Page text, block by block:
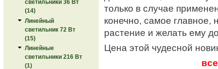
светильники 36 Вт
(14)
Линейный
светильник 72 Вт
(15)
Линейные
светильники 216 Вт
(1)
только в случае
конечно, самое главное,
растение и желать ему
Цена этой чудесной